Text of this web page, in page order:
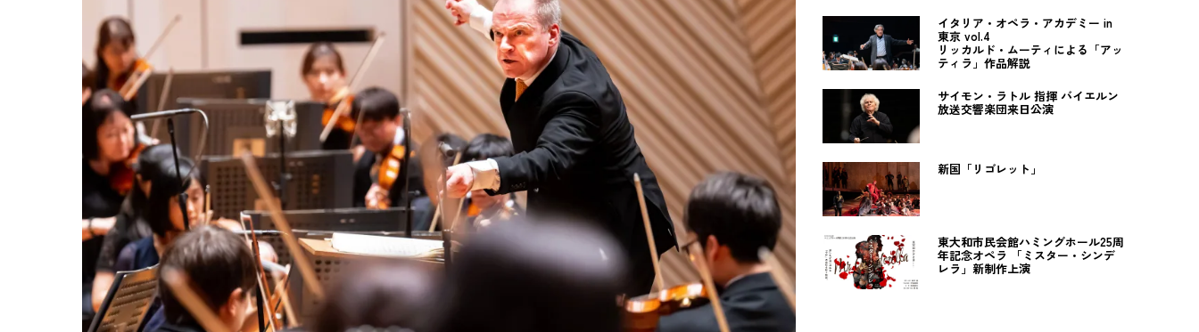
イタリア・オペラ・アカデミー in
東京 vol.4
リッカルド・ムーティによる「アッ
ティラ」作品解説
サイモン・ラトル 指揮 バイエルン
放送交響楽団来日公演
新国「リゴレット」
東大和市民会館ハミングホール25周
年記念オペラ 「ミスター・シンデ
レラ」新制作上演